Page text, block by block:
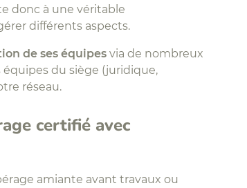
donc à une véritable
différents aspects.
de ses équipesvia de nombreux
du siège (juridique,
réseau.
certifié avec
amiante avant travaux ou